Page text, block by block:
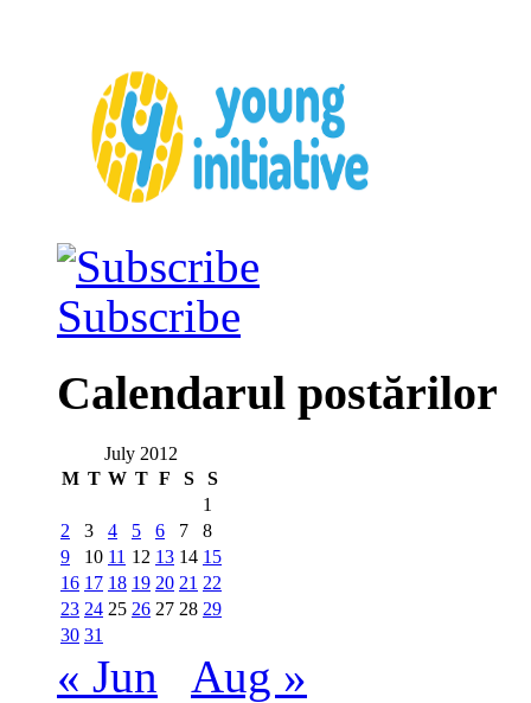
Subscribe
Calendarul postărilor
July 2012
M T W T F S
S
1
2
3 4 5 6 7
8
9
10 11 12 13 14 15
16 17 18 19 20 21 22
23 24 25 26 27 28 29
30 31
« Jun Aug »